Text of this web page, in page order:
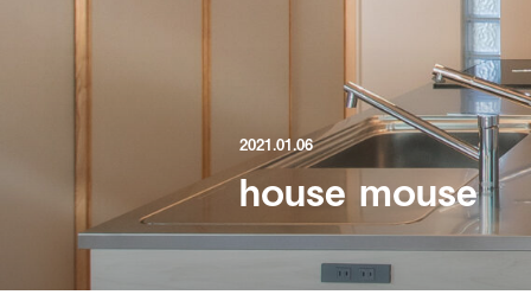
2021.01.06
house mouse